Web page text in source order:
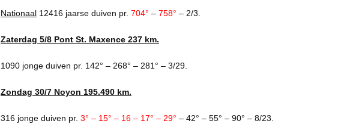
Nationaal 12416 jaarse duiven pr. 704° – 758° – 2/3.
Zaterdag 5/8 Pont St. Maxence 237 km.
1090 jonge duiven pr. 142° – 268° – 281° – 3/29.
Zondag 30/7 Noyon 195.490 km.
316 jonge duiven pr. 3° – 15° – 16 – 17° – 29° – 42° – 55° – 90° – 8/23.